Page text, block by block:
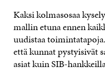
Kaksi kolmasosaa
mallin etuna ennen
uudistaa
että kunnat pystyisivät
asiat kuin SIB-